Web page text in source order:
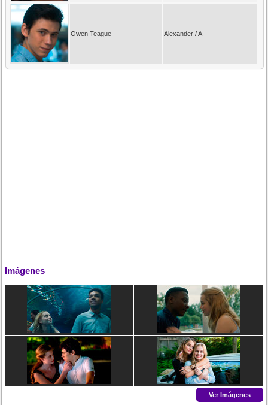
Owen Teague Alexander / A
Imágenes
Ver Imágenes